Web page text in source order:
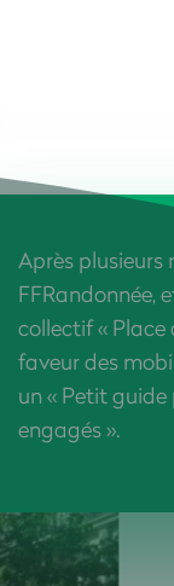
Après plusieurs
FFRandonnée,
collectif « Place
faveur des
un « Petit
engagés ».